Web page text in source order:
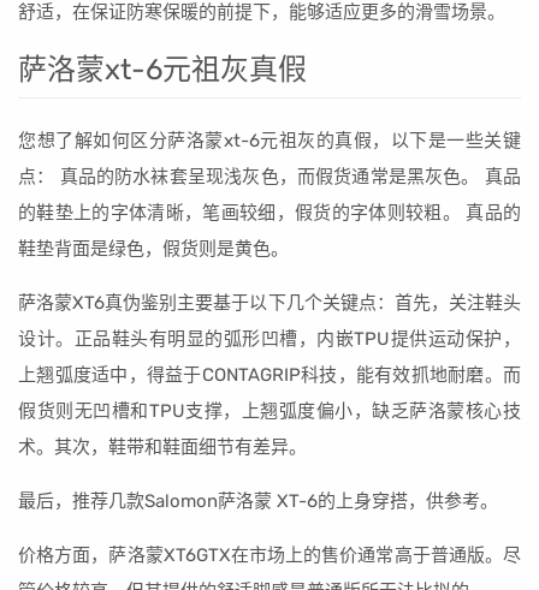
舒适，在保证防寒保暖的前提下，能够适应更多的滑雪场景。
萨洛蒙xt-6元祖灰真假
您想了解如何区分萨洛蒙xt-6元祖灰的真假，以下是一些关键
点： 真品的防水袜套呈现浅灰色，而假货通常是黑灰色。 真品
的鞋垫上的字体清晰，笔画较细，假货的字体则较粗。 真品的
鞋垫背面是绿色，假货则是黄色。
萨洛蒙XT6真伪鉴别主要基于以下几个关键点：首先，关注鞋头
设计。正品鞋头有明显的弧形凹槽，内嵌TPU提供运动保护，
上翘弧度适中，得益于CONTAGRIP科技，能有效抓地耐磨。而
假货则无凹槽和TPU支撑，上翘弧度偏小，缺乏萨洛蒙核心技
术。其次，鞋带和鞋面细节有差异。
最后，推荐几款Salomon萨洛蒙 XT-6的上身穿搭，供参考。
价格方面，萨洛蒙XT6GTX在市场上的售价通常高于普通版。尽